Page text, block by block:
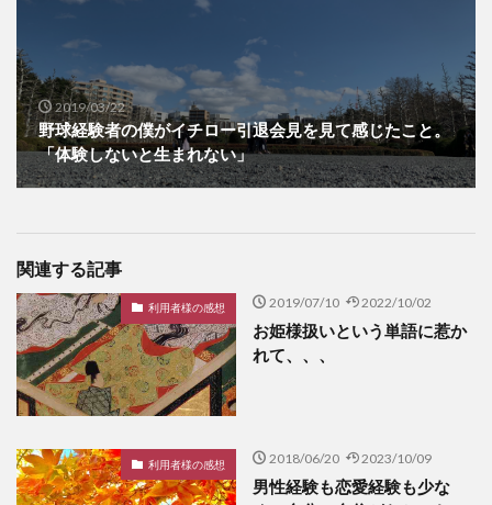
2019/03/22
野球経験者の僕がイチロー引退会見を見て感じたこと。
「体験しないと生まれない」
関連する記事
利用者様の感想 2019/07/10 2022/10/02
お姫様扱いという単語に惹か
れて、、、
利用者様の感想 2018/06/20 2023/10/09
男性経験も恋愛経験も少な